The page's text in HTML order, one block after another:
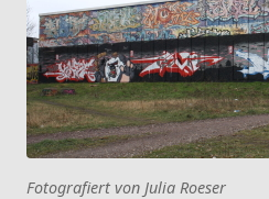
Fotografiert von Julia Roeser